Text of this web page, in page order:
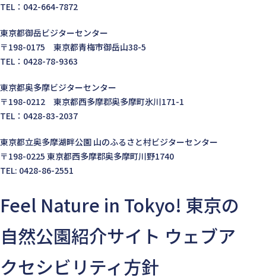
TEL：042-664-7872
東京都御岳ビジターセンター
〒198-0175 東京都青梅市御岳山38-5
TEL：0428-78-9363
東京都奥多摩ビジターセンター
〒198-0212 東京都西多摩郡奥多摩町氷川171-1
TEL：0428-83-2037
東京都立奥多摩湖畔公園 山のふるさと村ビジターセンター
〒198-0225 東京都西多摩郡奥多摩町川野1740
TEL: 0428-86-2551
Feel Nature in Tokyo! 東京の
自然公園紹介サイト ウェブア
クセシビリティ方針